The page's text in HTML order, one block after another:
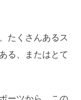
たくさんあるス
る、またはとて